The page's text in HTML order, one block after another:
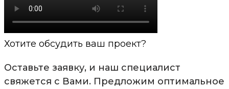
Хотите обсудить ваш проект?
Оставьте заявку, и наш специалист
свяжется с Вами. Предложим оптимальное